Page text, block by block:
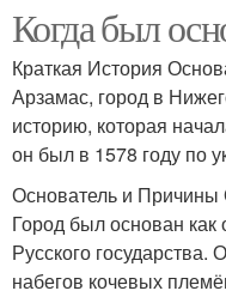
Когда был
Краткая История
Арзамас, город в
историю, которая
он был в 1578 году по
Основатель и Причины
Город был основан
Русского
набегов кочевых